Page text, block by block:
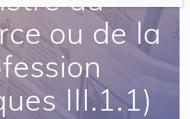
ou de la
III.1.1)